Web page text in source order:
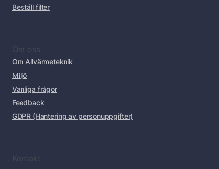
Beställ filter
Om oss
Om Allvärmeteknik
Miljö
Vanliga frågor
Feedback
GDPR (Hantering av personuppgifter)
Kontakt